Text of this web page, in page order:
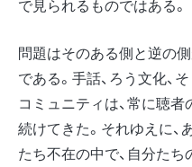
で見られるものではある。
問題はそのある側と逆の
である。手話、ろう文化、
コミュニティは、常に聴
続けてきた。それゆえに、
たち不在の中で、自分た